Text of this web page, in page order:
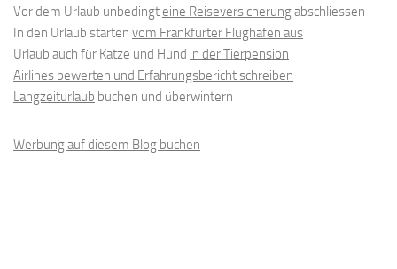
Vor dem Urlaub unbedingteine Reiseversicherungabschliessen
In den Urlaub starten vom Frankfurter Flughafen aus
Urlaub auch für Katze und Hund in der Tierpension
Airlines bewerten und Erfahrungsbericht schreiben
Langzeiturlaub buchen und überwintern
Werbung auf diesem Blog buchen